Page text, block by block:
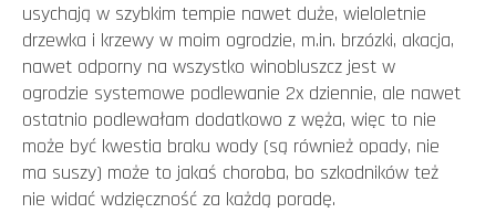
usychają w szybkim tempie nawet duże, wieloletnie
drzewka i krzewy w moim ogrodzie, m.in. brzózki, akacja,
nawet odporny na wszystko winobluszcz jest w
ogrodzie systemowe podlewanie 2x dziennie, ale nawet
ostatnio podlewałam dodatkowo z węża, więc to nie
może być kwestia braku wody (są również opady, nie
ma suszy) może to jakaś choroba, bo szkodników też
nie widać wdzięczność za każdą poradę.